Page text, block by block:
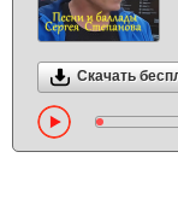
Скачать